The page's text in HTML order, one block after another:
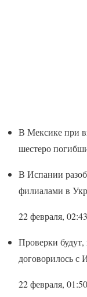
В Мексике при
шестеро
В Испании
филиалами в
22 февраля, 02:43
Проверки
договорилось с
22 февраля, 01:50